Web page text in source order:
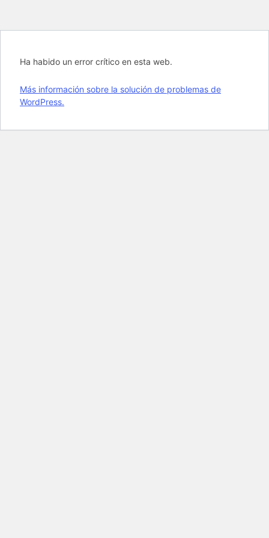
Ha habido un error crítico en esta web.
Más información sobre la solución de problemas de
WordPress.